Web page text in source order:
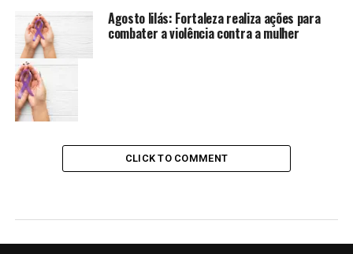
Agosto lilás: Fortaleza realiza ações para
combater a violência contra a mulher
CLICK TO COMMENT